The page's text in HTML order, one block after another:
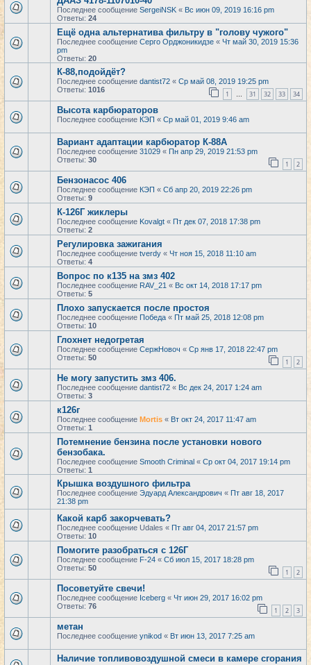
Последнее сообщение SergeiNSK « Вс июн 09, 2019 16:16 pm
Ответы: 24
Ещё одна альтернатива фильтру в "голову чужого"
Последнее сообщение Серго Орджоникидзе « Чт май 30, 2019 15:36
pm
Ответы: 20
К-88,подойдёт?
Последнее сообщение dantist72 « Ср май 08, 2019 19:25 pm
Ответы: 1016 1 … 31 32 33 34
Высота карбюраторов
Последнее сообщение КЭП « Ср май 01, 2019 9:46 am
Вариант адаптации карбюратор К-88А
Последнее сообщение 31029 « Пн апр 29, 2019 21:53 pm
Ответы: 30 1 2
Бензонасос 406
Последнее сообщение КЭП « Сб апр 20, 2019 22:26 pm
Ответы: 9
К-126Г жиклеры
Последнее сообщение Kovalgt « Пт дек 07, 2018 17:38 pm
Ответы: 2
Регулировка зажигания
Последнее сообщение tverdy « Чт ноя 15, 2018 11:10 am
Ответы: 4
Вопрос по к135 на змз 402
Последнее сообщение RAV_21 « Вс окт 14, 2018 17:17 pm
Ответы: 5
Плохо запускается после простоя
Последнее сообщение Победа « Пт май 25, 2018 12:08 pm
Ответы: 10
Глохнет недогретая
Последнее сообщение СержНовоч « Ср янв 17, 2018 22:47 pm
Ответы: 50 1 2
Не могу запустить змз 406.
Последнее сообщение dantist72 « Вс дек 24, 2017 1:24 am
Ответы: 3
к126г
Последнее сообщение Mortis « Вт окт 24, 2017 11:47 am
Ответы: 1
Потемнение бензина после установки нового
бензобака.
Последнее сообщение Smooth Criminal « Ср окт 04, 2017 19:14 pm
Ответы: 1
Крышка воздушного фильтра
Последнее сообщение Эдуард Александрович « Пт авг 18, 2017
21:38 pm
Какой карб закорчевать?
Последнее сообщение Udales « Пт авг 04, 2017 21:57 pm
Ответы: 10
Помогите разобраться с 126Г
Последнее сообщение F-24 « Сб июл 15, 2017 18:28 pm
Ответы: 50 1 2
Посоветуйте свечи!
Последнее сообщение Iceberg « Чт июн 29, 2017 16:02 pm
Ответы: 76 1 2 3
метан
Последнее сообщение ynikod « Вт июн 13, 2017 7:25 am
Наличие топливовоздушной смеси в камере сгорания